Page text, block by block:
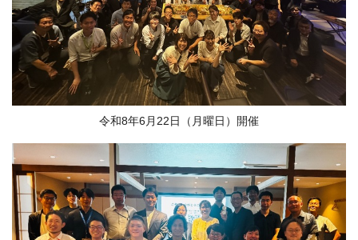
令和8年6月22日（月曜日）開催